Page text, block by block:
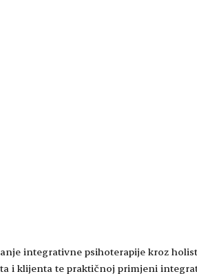
integrativne psihoterapije kroz
i klijenta te praktičnoj primjeni